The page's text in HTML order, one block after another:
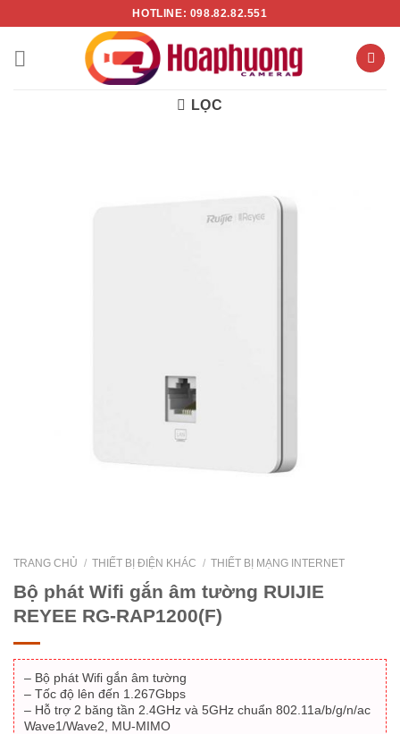
nội
HOTLINE: 098.82.82.551
LỌC
TRANG CHỦ / THIẾT BỊ ĐIỆN KHÁC / THIẾT BỊ MẠNG INTERNET
Bộ phát Wifi gắn âm tường RUIJIE
REYEE RG-RAP1200(F)
– Bộ phát Wifi gắn âm tường
– Tốc độ lên đến 1.267Gbps
– Hỗ trợ 2 băng tần 2.4GHz và 5GHz chuẩn 802.11a/b/g/n/ac
Wave1/Wave2, MU-MIMO